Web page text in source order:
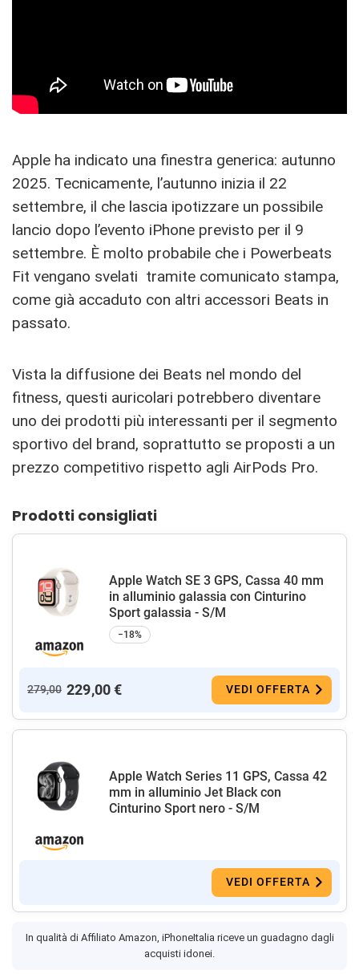
Apple ha indicato una finestra generica: autunno
2025. Tecnicamente, l’autunno inizia il 22
settembre, il che lascia ipotizzare un possibile
lancio dopo l’evento iPhone previsto per il 9
settembre. È molto probabile che i Powerbeats
Fit vengano svelati tramite comunicato stampa,
come già accaduto con altri accessori Beats in
passato.
Vista la diffusione dei Beats nel mondo del
fitness, questi auricolari potrebbero diventare
uno dei prodotti più interessanti per il segmento
sportivo del brand, soprattutto se proposti a un
prezzo competitivo rispetto agli AirPods Pro.
Prodotti consigliati
Apple Watch SE 3 GPS, Cassa 40 mm
in alluminio galassia con Cinturino
Sport galassia - S/M
−18%
279,00 229,00 € VEDI OFFERTA
Apple Watch Series 11 GPS, Cassa 42
mm in alluminio Jet Black con
Cinturino Sport nero - S/M
VEDI OFFERTA
In qualità di Affiliato Amazon, iPhoneItalia riceve un guadagno dagli
acquisti idonei.